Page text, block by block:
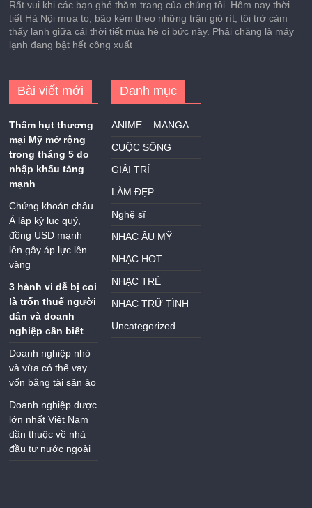
Rất vui khi các bạn ghé thăm trang của chúng tôi. Hôm nay thời
tiết Hà Nội mưa to, bão kèm theo những trận gió rít, tôi trở cảm
thấy lạnh giữa cái thời tiết mùa hè oi bức này. Phải chăng là máy
lạnh đang bật hết công xuất
Bài viết mới
Thâm hụt thương
mại Mỹ mở rộng
trong tháng 5 do
nhập khẩu tăng
mạnh
Chứng khoán châu
Á lập kỷ lục quý,
đồng USD mạnh
lên gây áp lực lên
vàng
3 hành vi dễ bị coi
là trốn thuế người
dân và doanh
nghiệp cần biết
Doanh nghiệp nhỏ
và vừa có thể vay
vốn bằng tài sản ảo
Doanh nghiệp dược
lớn nhất Việt Nam
dần thuộc về nhà
đầu tư nước ngoài
Danh mục
ANIME – MANGA
CUỘC SỐNG
GIẢI TRÍ
LÀM ĐẸP
Nghệ sĩ
NHẠC ÂU MỸ
NHẠC HOT
NHẠC TRẺ
NHẠC TRỮ TÌNH
Uncategorized